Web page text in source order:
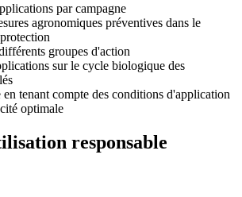
par campagne
agronomiques préventives dans le
groupes d'action
sur le cycle biologique des
en tenant compte des conditions d'application
optimale
responsable